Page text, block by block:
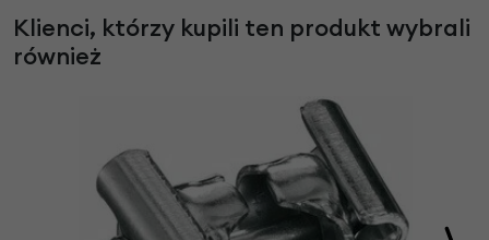
Klienci, którzy kupili ten produkt wybrali
również